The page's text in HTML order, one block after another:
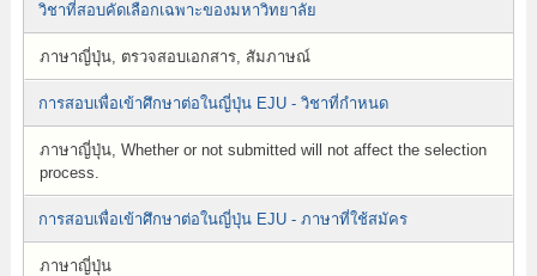
วิชาที่สอบคัดเลือกเฉพาะของมหาวิทยาลัย
ภาษาญี่ปุ่น, ตรวจสอบเอกสาร, สัมภาษณ์
การสอบเพื่อเข้าศึกษาต่อในญี่ปุ่น EJU - วิชาที่กำหนด
ภาษาญี่ปุ่น, Whether or not submitted will not affect the selection
process.
การสอบเพื่อเข้าศึกษาต่อในญี่ปุ่น EJU - ภาษาที่ใช้สมัคร
ภาษาญี่ปุ่น